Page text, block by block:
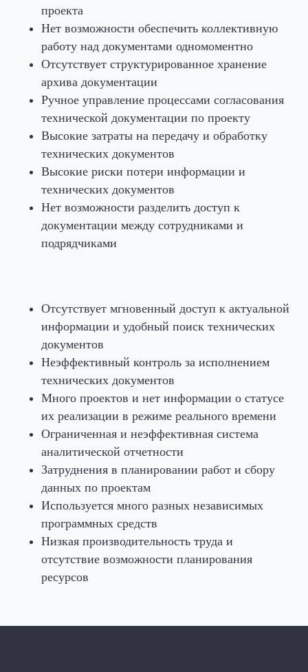
проекта
Нет возможности обеспечить коллективную
работу над документами одномоментно
Отсутствует структурированное хранение
архива документации
Ручное управление процессами согласования
технической документации по проекту
Высокие затраты на передачу и обработку
технических документов
Высокие риски потери информации и
технических документов
Нет возможности разделить доступ к
документации между сотрудниками и
подрядчиками
Отсутствует мгновенный доступ к актуальной
информации и удобный поиск технических
документов
Неэффективный контроль за исполнением
технических документов
Много проектов и нет информации о статусе
их реализации в режиме реального времени
Ограниченная и неэффективная система
аналитической отчетности
Затруднения в планировании работ и сбору
данных по проектам
Используется много разных независимых
программных средств
Низкая производительность труда и
отсутствие возможности планирования
ресурсов